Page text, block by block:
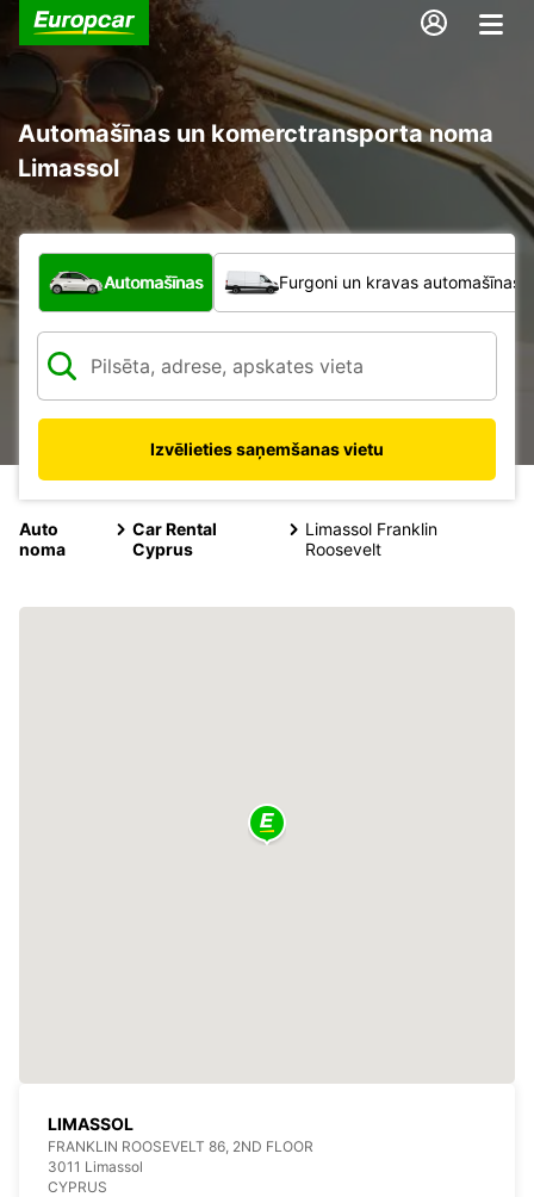
Automašīnas un komerctransporta noma
Limassol
Kāda veida transportlīdzeklis?
Automašīnas Furgoni un kravas automašīnas
Izvēlieties saņemšanas vietu
Auto
noma
Car Rental
Cyprus
Limassol Franklin
Roosevelt
LIMASSOL
FRANKLIN ROOSEVELT 86, 2ND FLOOR
3011 Limassol
CYPRUS